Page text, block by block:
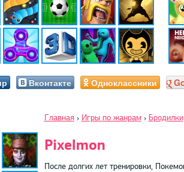
Вконтакте Одноклассники
Главная › Игры по жанрам › Бродилки
Pixelmon
После долгих лет тренировки,